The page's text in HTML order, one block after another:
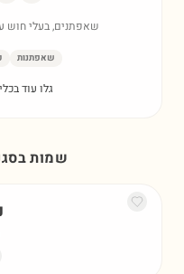
שאפתנים, בעלי חוש
שאפתנות
גלו עוד
שמות